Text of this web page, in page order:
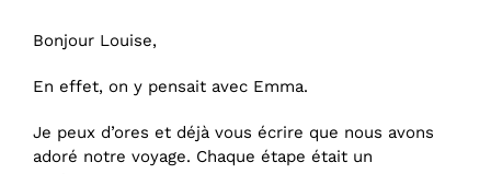
Bonjour Louise,
En effet, on y pensait avec Emma.
Je peux d’ores et déjà vous écrire que nous avons
adoré notre voyage. Chaque étape était un